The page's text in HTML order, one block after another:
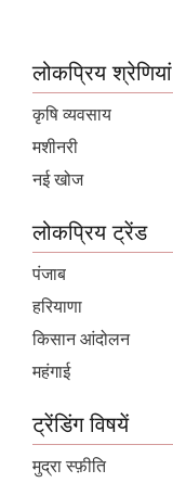
लोकप्रिय श्रेणियां
कृषि व्यवसाय
मशीनरी
नई खोज
लोकप्रिय ट्रेंड
पंजाब
हरियाणा
किसान आंदोलन
महंगाई
ट्रेंडिंग विषयें
मुद्रा स्फ़ीति